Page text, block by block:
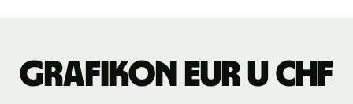
Grafikon EUR u CHF